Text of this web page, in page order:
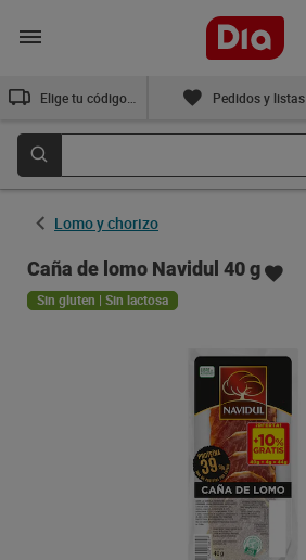
Pedidos y listas
Lomo y chorizo
Caña de lomo Navidul 40 g
Sin gluten | Sin lactosa